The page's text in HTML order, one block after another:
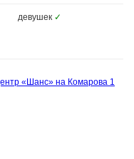
девушек ✓
«Шанс» на Комарова 1